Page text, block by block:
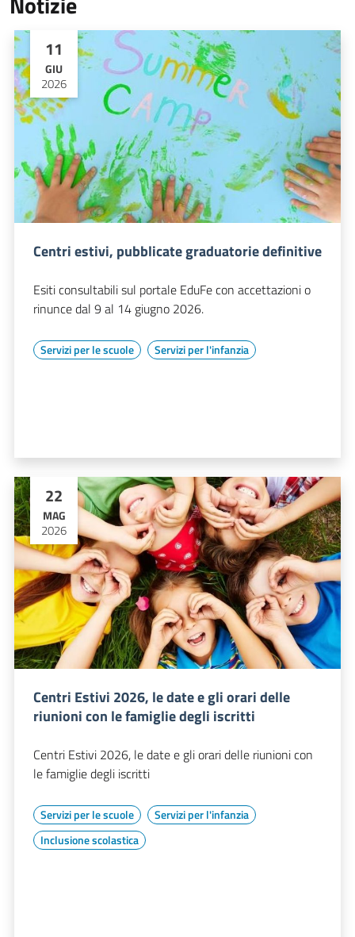
11
GIU
2026
Centri estivi, pubblicate graduatorie definitive
Esiti consultabili sul portale EduFe con accettazioni o
rinunce dal 9 al 14 giugno 2026.
Servizi per le scuole Servizi per l'infanzia
22
MAG
2026
Centri Estivi 2026, le date e gli orari delle
riunioni con le famiglie degli iscritti
Centri Estivi 2026, le date e gli orari delle riunioni con
le famiglie degli iscritti
Servizi per le scuole
Servizi per l'infanzia
Inclusione scolastica